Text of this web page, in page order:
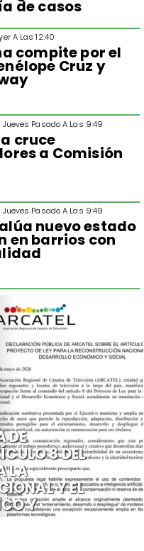
de casos
A Las 12:40
compite por el
Cruz y
Jueves Pasado A Las 9:49
cruce
a Comisión
Jueves Pasado A Las 9:49
nuevo estado
en barrios con
DE
8 DEL
LA
Y EL
Y